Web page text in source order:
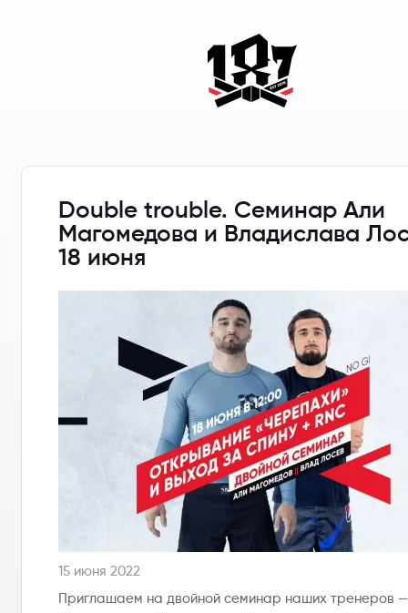
Double trouble. Cеминар Али
Магомедова и Владислава
18 июня
15 июня 2022
Приглашаем на двойной семинар наших тренеров